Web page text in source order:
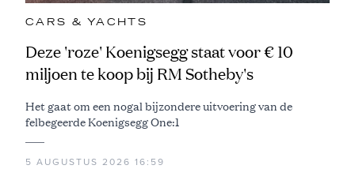
CARS & YACHTS
Deze 'roze' Koenigsegg staat voor € 10
miljoen te koop bij RM Sotheby's
Het gaat om een nogal bijzondere uitvoering van de
felbegeerde Koenigsegg One:1
5 AUGUSTUS 2026 16:59